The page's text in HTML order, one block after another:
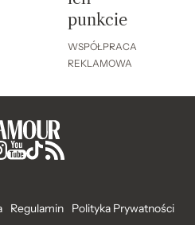
punkcie
WSPÓŁPRACA
REKLAMOWA
Regulamin
Polityka Prywatności